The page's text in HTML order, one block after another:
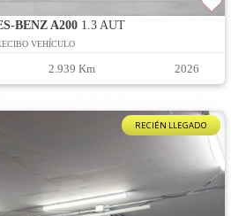
BENZ A2001.3 AUT
VEHÍCULO
2.939 Km 2026
RECIÉN LLEGADO